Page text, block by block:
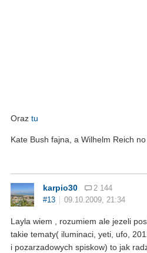
Oraz tu
Kate Bush fajna, a Wilhelm Reich
karpio30
2 144
#13
09.10.2009, 21:34
Layla wiem , rozumiem ale jezeli
takie tematy( iluminaci, yeti, ufo,
i pozarzadowych spiskow) to jak